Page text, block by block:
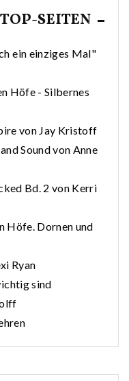
SEITEN
ein einziges Mal"
Höfe - Silbernes
von Jay Kristoff
Sound von Anne
Bd. 2 von Kerri
Höfe. Dornen und
Ryan
sind